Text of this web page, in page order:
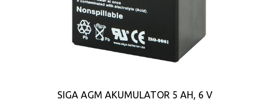
SIGA AGM AKUMULATOR 5 AH, 6 V